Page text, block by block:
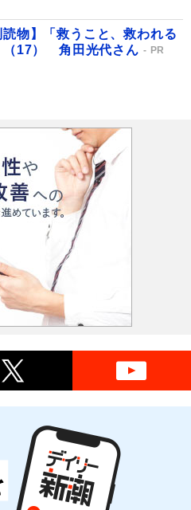
読物】「救うこと、救われる
（17） 角田光代さん
PR